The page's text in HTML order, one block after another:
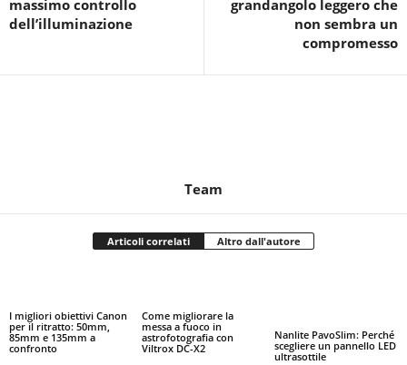
massimo controllo
dell’illuminazione
grandangolo leggero che
non sembra un
compromesso
Team
Articoli correlati Altro dall'autore
I migliori obiettivi Canon
per il ritratto: 50mm,
85mm e 135mm a
confronto
Come migliorare la
messa a fuoco in
astrofotografia con
Viltrox DC-X2
Nanlite PavoSlim: Perché
scegliere un pannello LED
ultrasottile